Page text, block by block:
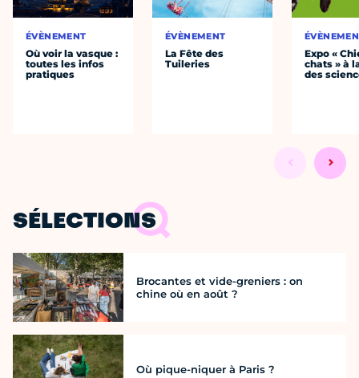
ÉVÈNEMENT
Où voir la vasque :
toutes les infos
pratiques
ÉVÈNEMENT
La Fête des
Tuileries
Expo «
chats » à
des
SÉLECTIONS
Brocantes et vide-greniers : on
chine où en août ?
Où pique-niquer à Paris ?